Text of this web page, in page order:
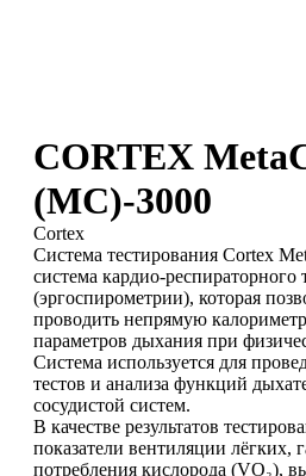
CORTEX
(MC)-3000
Cortex
Система тестирования Cortex
система кардио-респираторного
(эргоспирометрии), которая
проводить непрямую
параметров дыхания при
Система используется для
тестов и анализа функций
сосудистой систем.
В качестве результатов
показатели вентиляции лёгких,
потребления кислорода (VO₂),